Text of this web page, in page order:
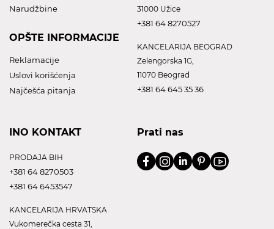
Narudžbine
OPŠTE INFORMACIJE
Reklamacije
Uslovi korišćenja
Najčešća pitanja
31000 Užice
+381 64 8270527
KANCELARIJA BEOGRAD
Zelengorska 1G,
11070 Beograd
+381 64 645 35 36
INO KONTAKT
PRODAJA BIH
+381 64 8270503
+381 64 6453547
KANCELARIJA HRVATSKA
Vukomerečka cesta 31,
Prati nas